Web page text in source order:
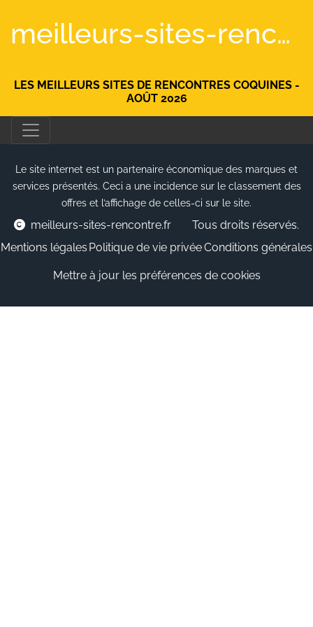
meilleurs-sites-rencontre.fr
LES MEILLEURS SITES DE RENCONTRES COQUINES -
AOÛT 2026
Le site internet est un partenaire économique des marques et
services présentés. Ceci a une incidence sur le classement des
offres et l’affichage de celles-ci sur le site.
meilleurs-sites-rencontre.fr
Tous droits réservés.
Mentions légales Politique de vie privéeConditions générales
Mettre à jour les préférences de cookies